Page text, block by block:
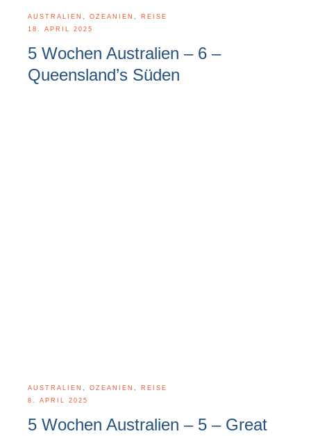
AUSTRALIEN , OZEANIEN , REISE
18. APRIL 2025
5 Wochen Australien – 6 –
Queensland’s Süden
AUSTRALIEN , OZEANIEN , REISE
8. APRIL 2025
5 Wochen Australien – 5 – Great